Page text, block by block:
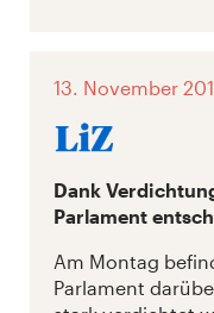
13. November
Dank
Parlament
Am Montag
Parlament